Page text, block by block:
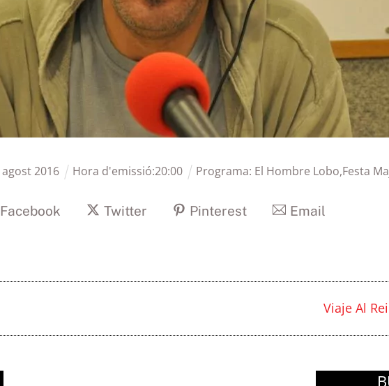
agost2016 Hora d'emissió:20:00 Programa: El Hombre Lobo,Festa
Facebook Twitter Pinterest Email
Viaje Al